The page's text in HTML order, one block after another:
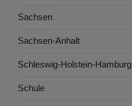
Sachsen
Sachsen-Anhalt
Schleswig-Holstein-Hamburg
Schule